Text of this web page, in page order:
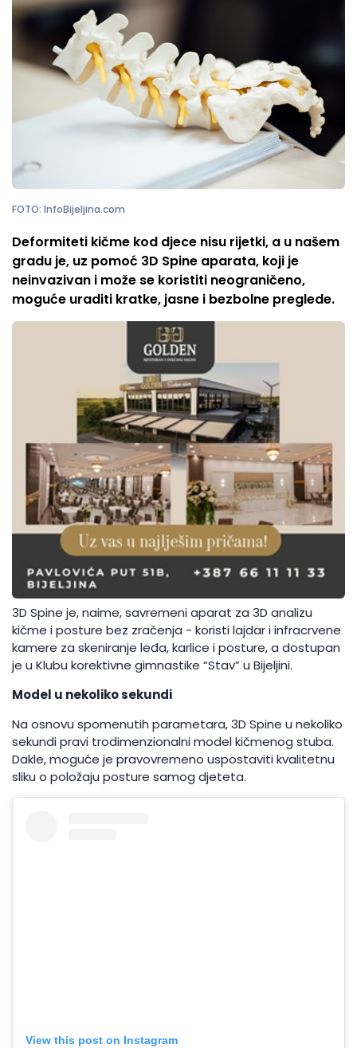
FOTO: InfoBijeljina.com
Deformiteti kičme kod djece nisu rijetki, a u našem
gradu je, uz pomoć 3D Spine aparata, koji je
neinvazivan i može se koristiti neograničeno,
moguće uraditi kratke, jasne i bezbolne preglede.
3D Spine je, naime, savremeni aparat za 3D analizu
kičme i posture bez zračenja - koristi lajdar i infracrvene
kamere za skeniranje leđa, karlice i posture, a dostupan
je u Klubu korektivne gimnastike “Stav” u Bijeljini.
Model u nekoliko sekundi
Na osnovu spomenutih parametara, 3D Spine u nekoliko
sekundi pravi trodimenzionalni model kičmenog stuba.
Dakle, moguće je pravovremeno uspostaviti kvalitetnu
sliku o položaju posture samog djeteta.
View this post on Instagram